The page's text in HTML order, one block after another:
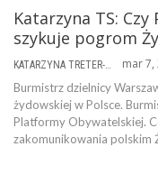
Katarzyna TS:
szykuje pogrom
mar 7,
Burmistrz dzielnicy
żydowskiej w Polsce.
Platformy Obywatelskiej.
zakomunikowania polskim